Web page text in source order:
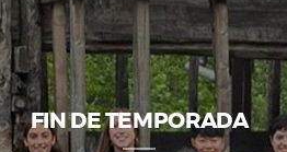
FIN DE TEMPORADA